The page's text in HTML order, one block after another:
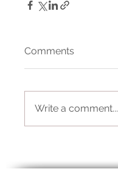
Comments
Write a comment...